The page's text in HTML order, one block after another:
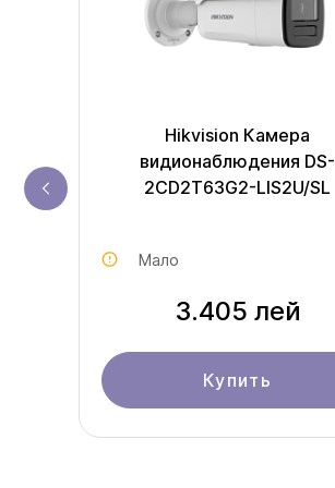
Hikvision Камера
видионаблюдения DS-
2CD2T63G2-LIS2U/SL
Мало
3.405 лей
Купить